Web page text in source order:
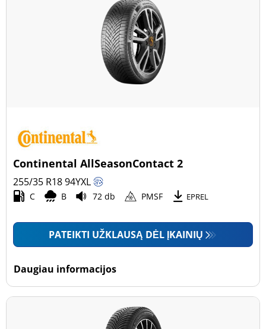
Continental AllSeasonContact 2
255/35 R1894YXL
C B 72 db PMSF EPREL
PATEIKTI UŽKLAUSĄ DĖL ĮKAINIŲ
Daugiau informacijos